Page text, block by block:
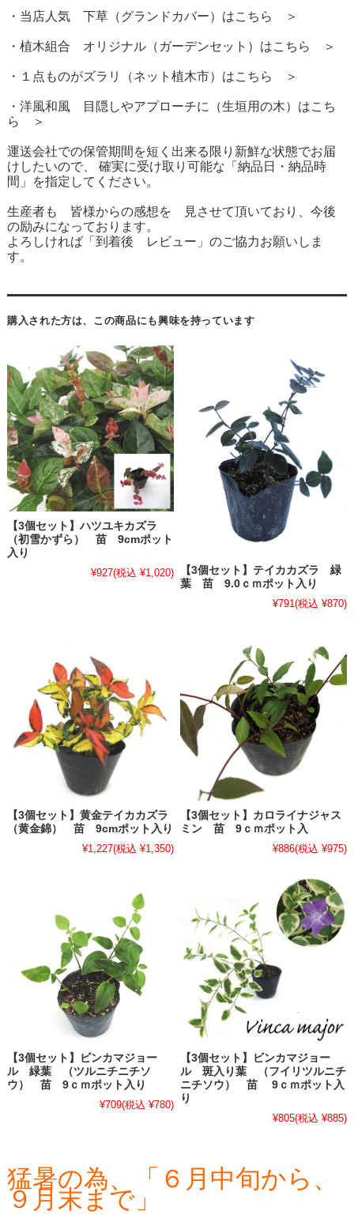
・当店人気 下草（グランドカバー）はこちら ＞
・植木組合 オリジナル（ガーデンセット）はこちら ＞
・１点ものがズラリ（ネット植木市）はこちら ＞
・洋風和風 目隠しやアプローチに（生垣用の木）はこち
ら ＞
運送会社での保管期間を短く出来る限り新鮮な状態でお届
けしたいので、 確実に受け取り可能な「納品日・納品時
間」を指定してください。
生産者も 皆様からの感想を 見させて頂いており、今後
の励みになっております。
よろしければ「到着後 レビュー」のご協力お願いしま
す。
購入された方は、この商品にも興味を持っています
【3個セット】ハツユキカズラ
（初雪かずら） 苗 9cmポット
入り
¥927(税込 ¥1,020)
【3個セット】テイカカズラ 緑
葉 苗 9.0ｃｍポット入り
¥791(税込 ¥870)
【3個セット】黄金テイカカズラ
（黄金錦） 苗 9cmポット入り
¥1,227(税込 ¥1,350)
【3個セット】カロライナジャス
ミン 苗 9ｃｍポット入
¥886(税込 ¥975)
【3個セット】ビンカマジョー
ル 緑葉 （ツルニチニチソ
ウ） 苗 9ｃｍポット入り
¥709(税込 ¥780)
【3個セット】ビンカマジョー
ル 斑入り葉 （フイリツルニチ
ニチソウ） 苗 9ｃｍポット入
り
¥805(税込 ¥885)
猛暑の為、「６月中旬から、
９月末まで」